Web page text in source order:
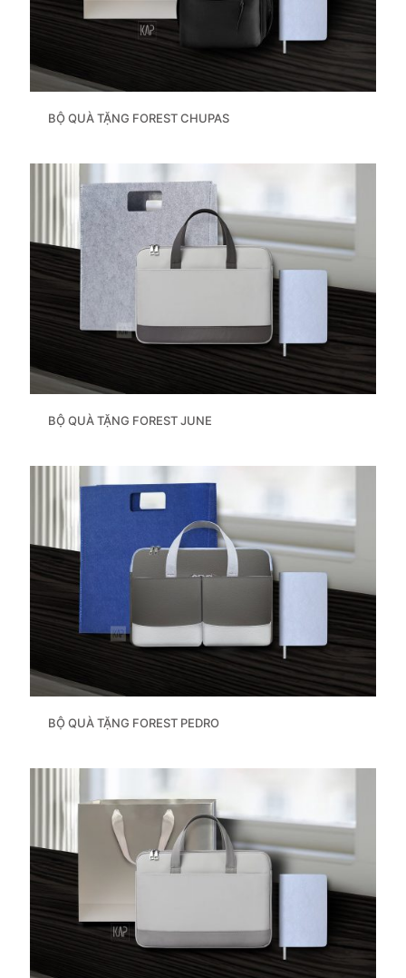
BỘ QUÀ TẶNG FOREST CHUPAS
BỘ QUÀ TẶNG FOREST JUNE
BỘ QUÀ TẶNG FOREST PEDRO